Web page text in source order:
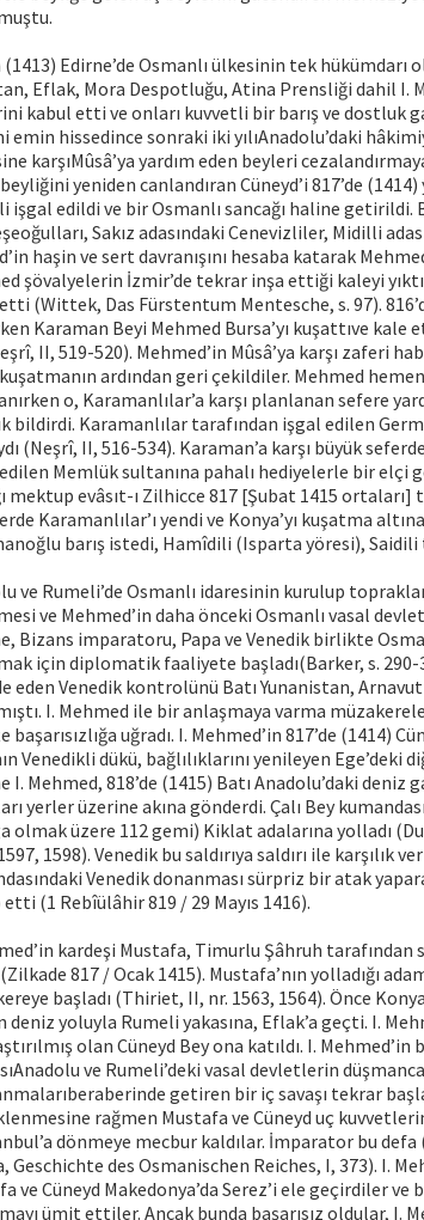
(1413) Edirne’de Osmanlı ülkesinin tek hükümdarı
Eflak, Mora Despotluğu, Atina Prensliği dahil I.
kabul etti ve onları kuvvetli bir barış ve dostluk
emin hissedince sonraki iki yılıAnadolu’daki
karşıMûsâ’ya yardım eden beyleri
yeniden canlandıran Cüneyd’i 817’de
işgal edildi ve bir Osmanlı sancağı haline getirildi.
Sakız adasındaki Cenevizliler, Midilli
haşin ve sert davranışını hesaba katarak
şövalyelerin İzmir’de tekrar inşa ettiği kaleyi
(Wittek, Das Fürstentum Mentesche, s. 97).
Karaman Beyi Mehmed Bursa’yı kuşattıve kale
II, 519-520). Mehmed’in Mûsâ’ya karşı zaferi
ardından geri çekildiler. Mehmed
o, Karamanlılar’a karşı planlanan sefere
bildirdi. Karamanlılar tarafından işgal edilen
(Neşrî, II, 516-534). Karaman’a karşı büyük
Memlük sultanına pahalı hediyelerle bir elçi
mektup evâsıt-ı Zilhicce 817 [Şubat 1415
Karamanlılar’ı yendi ve Konya’yı kuşatma
barış istedi, Hamîdili (Isparta yöresi), Saidili
ve Rumeli’de Osmanlı idaresinin kurulup
ve Mehmed’in daha önceki Osmanlı vasal
Bizans imparatoru, Papa ve Venedik birlikte
için diplomatik faaliyete başladı(Barker, s. 290-
eden Venedik kontrolünü Batı Yunanistan,
I. Mehmed ile bir anlaşmaya varma
uğradı. I. Mehmed’in 817’de (1414)
Venedikli dükü, bağlılıklarını yenileyen
I. Mehmed, 818’de (1415) Batı Anadolu’daki deniz
yerler üzerine akına gönderdi. Çalı Bey
olmak üzere 112 gemi) Kiklat adalarına yolladı
1598). Venedik bu saldırıya saldırı ile karşılık
Venedik donanması sürpriz bir atak
(1 Rebîülâhir 819 / 29 Mayıs 1416).
kardeşi Mustafa, Timurlu Şâhruh tarafından
817 / Ocak 1415). Mustafa’nın yolladığı
başladı (Thiriet, II, nr. 1563, 1564). Önce
deniz yoluyla Rumeli yakasına, Eflak’a geçti. I.
olan Cüneyd Bey ona katıldı. I. Mehmed’in
ve Rumeli’deki vasal devletlerin
getiren bir iç savaşı tekrar
rağmen Mustafa ve Cüneyd uç
dönmeye mecbur kaldılar. İmparator bu
Geschichte des Osmanischen Reiches, I, 373). I.
ve Cüneyd Makedonya’da Serez’i ele geçirdiler
ümit ettiler. Ancak bunda başarısız oldular, I.